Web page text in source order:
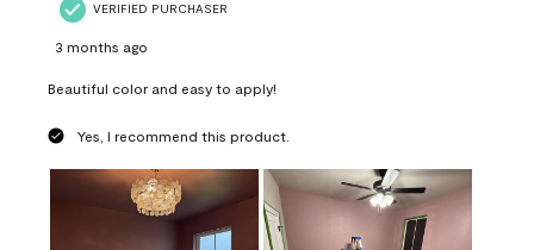
VERIFIED PURCHASER
3 months ago
Beautiful color and easy to apply!
Yes, I recommend this product.